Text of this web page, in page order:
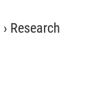
› Research